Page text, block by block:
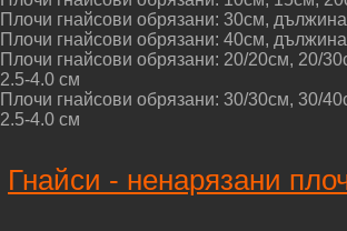
Плочи гнайсови обрязани: 30см,
Плочи гнайсови обрязани: 40см,
Плочи гнайсови обрязани: 20/20см, 20/
2.5-4.0 см
Плочи гнайсови обрязани: 30/30см, 30/
2.5-4.0 см
Гнайси - ненарязани